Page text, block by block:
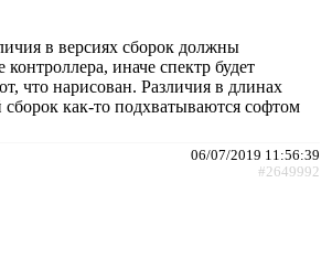
в версиях сборок должны
контроллера, иначе спектр будет
что нарисован. Различия в длинах
как-то подхватываются софтом
06/07/2019 11:56:39
#2649992